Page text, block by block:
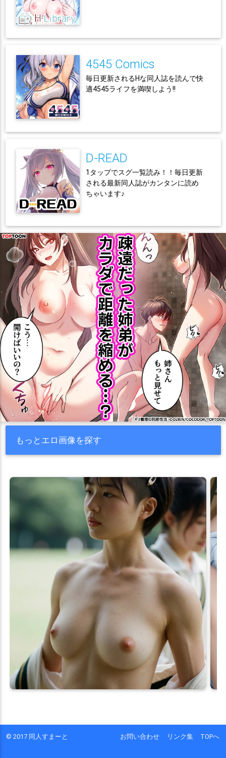
4545 Comics
毎日更新されるHな同人誌を読んで快
適4545ライフを満喫しよう!!
D-READ
1タップでスグ一覧読み！！毎日更新
される最新同人誌がカンタンに読め
ちゃいます♪
もっとエロ画像を探す
© 2017 同人すまーと TOPへ
リンク集
お問い合わせ